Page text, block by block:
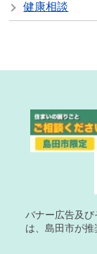
健康相談
バナー広告及
は、島田市が推